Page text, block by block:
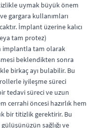
uymak büyük önem
gargara kullanımları
İmplant üzerine kalıcı
tam protez)
implantla tam olarak
beklendikten sonra
birkaç ayı bulabilir. Bu
iyileşme süreci
tedavi süreci ve uzun
cerrahi öncesi hazırlık hem
bir titizlik gerektirir. Bu
sağlığı ve